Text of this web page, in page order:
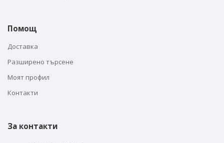
Помощ
Доставка
Разширено търсене
Моят профил
Контакти
За контакти